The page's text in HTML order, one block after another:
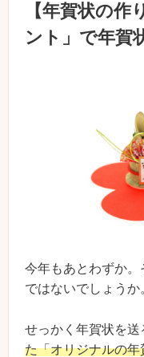
【年賀状の
ント」で年賀
今年もあとわずか
ではないでしょうか
せっかく年賀状を送
た「オリジナルの年